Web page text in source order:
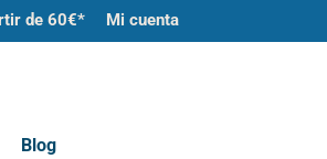
de 60€* Mi cuenta
Blog